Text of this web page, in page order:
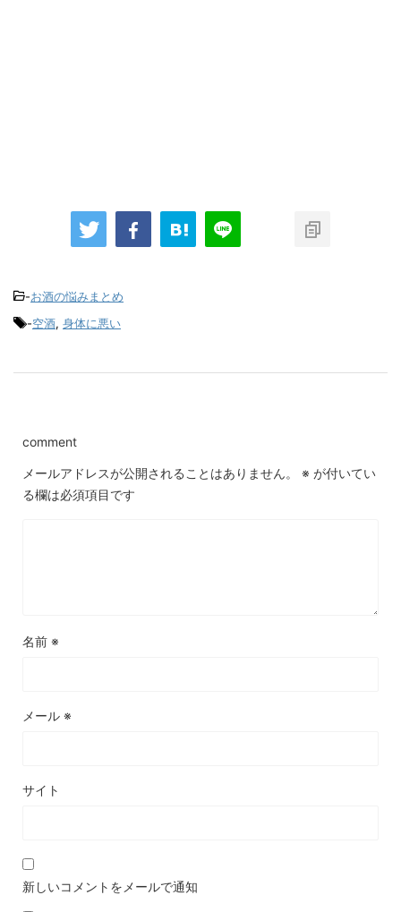
-お酒の悩みまとめ
-空酒, 身体に悪い
comment
メールアドレスが公開されることはありません。 ※ が付いてい
る欄は必須項目です
名前 ※
メール ※
サイト
新しいコメントをメールで通知